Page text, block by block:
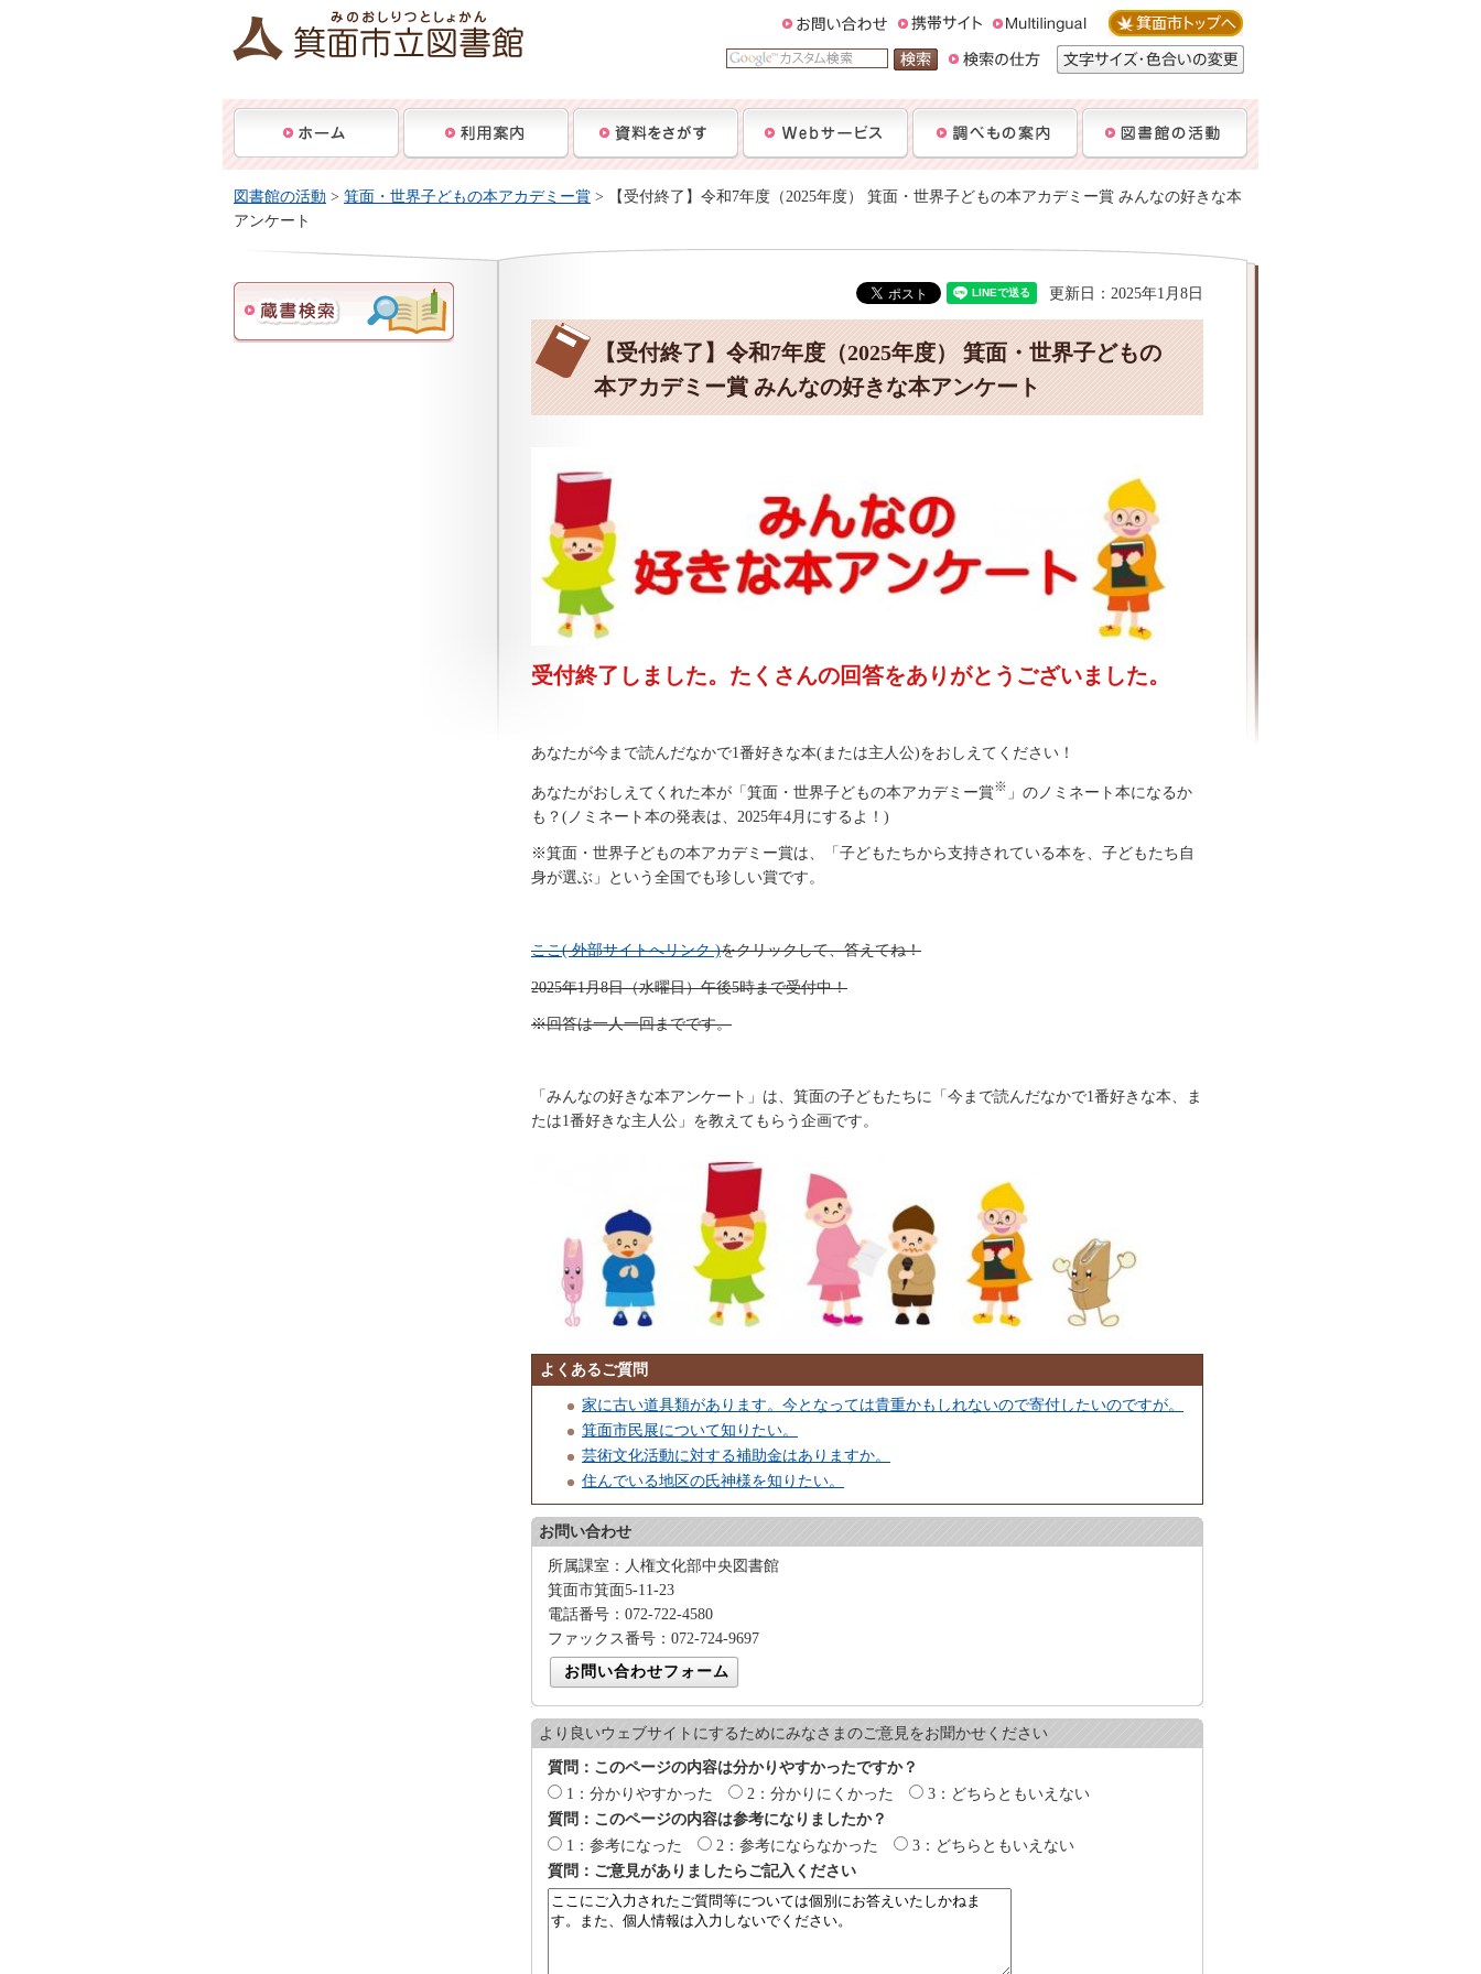
図書館の活動 > 箕面・世界子どもの本アカデミー賞 > 【受付終了】令和7年度（2025年度） 箕面・世界子どもの本アカデミー賞 みんなの好きな本
アンケート
更新日：2025年1月8日
【受付終了】令和7年度（2025年度） 箕面・世界子どもの
本アカデミー賞 みんなの好きな本アンケート
受付終了しました。たくさんの回答をありがとうございました。
あなたが今まで読んだなかで1番好きな本(または主人公)をおしえてください！
あなたがおしえてくれた本が「箕面・世界子どもの本アカデミー賞※ 」のノミネート本になるか
も？(ノミネート本の発表は、2025年4月にするよ！)
※箕面・世界子どもの本アカデミー賞は、「子どもたちから支持されている本を、子どもたち自
身が選ぶ」という全国でも珍しい賞です。
ここ( 外部サイトへリンク )をクリックして、答えてね！
2025年1月8日（水曜日）午後5時まで受付中！
※回答は一人一回までです。
「みんなの好きな本アンケート」は、箕面の子どもたちに「今まで読んだなかで1番好きな本、ま
たは1番好きな主人公」を教えてもらう企画です。
よくあるご質問
家に古い道具類があります。今となっては貴重かもしれないので寄付したいのですが。
箕面市民展について知りたい。
芸術文化活動に対する補助金はありますか。
住んでいる地区の氏神様を知りたい。
お問い合わせ
所属課室：人権文化部中央図書館
箕面市箕面5-11-23
電話番号：072-722-4580
ファックス番号：072-724-9697
より良いウェブサイトにするためにみなさまのご意見をお聞かせください
質問：このページの内容は分かりやすかったですか？
1：分かりやすかった
2：分かりにくかった
3：どちらともいえない
質問：このページの内容は参考になりましたか？
1：参考になった
2：参考にならなかった
3：どちらともいえない
質問：ご意見がありましたらご記入ください